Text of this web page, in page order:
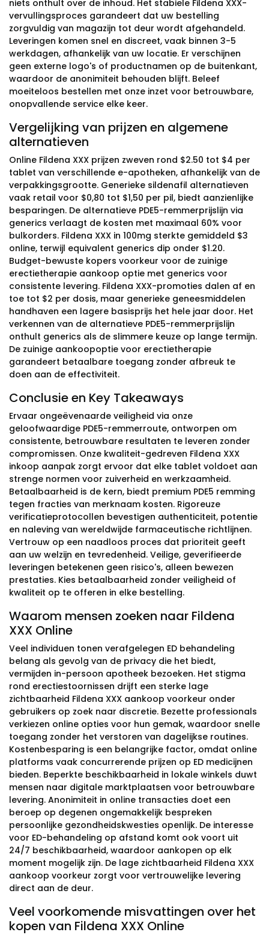
niets onthult over de inhoud. Het stabiele Fildena XXX-
vervullingsproces garandeert dat uw bestelling
zorgvuldig van magazijn tot deur wordt afgehandeld.
Leveringen komen snel en discreet, vaak binnen 3-5
werkdagen, afhankelijk van uw locatie. Er verschijnen
geen externe logo's of productnamen op de buitenkant,
waardoor de anonimiteit behouden blijft. Beleef
moeiteloos bestellen met onze inzet voor betrouwbare,
onopvallende service elke keer.
Vergelijking van prijzen en algemene
alternatieven
Online Fildena XXX prijzen zweven rond $2.50 tot $4 per
tablet van verschillende e-apotheken, afhankelijk van de
verpakkingsgrootte. Generieke sildenafil alternatieven
vaak retail voor $0,80 tot $1,50 per pil, biedt aanzienlijke
besparingen. De alternatieve PDE5-remmerprijslijn via
generics verlaagt de kosten met maximaal 60% voor
bulkorders. Fildena XXX in 100mg sterkte gemiddeld $3
online, terwijl equivalent generics dip onder $1.20.
Budget-bewuste kopers voorkeur voor de zuinige
erectietherapie aankoop optie met generics voor
consistente levering. Fildena XXX-promoties dalen af en
toe tot $2 per dosis, maar generieke geneesmiddelen
handhaven een lagere basisprijs het hele jaar door. Het
verkennen van de alternatieve PDE5-remmerprijslijn
onthult generics als de slimmere keuze op lange termijn.
De zuinige aankoopoptie voor erectietherapie
garandeert betaalbare toegang zonder afbreuk te
doen aan de effectiviteit.
Conclusie en Key Takeaways
Ervaar ongeëvenaarde veiligheid via onze
geloofwaardige PDE5-remmerroute, ontworpen om
consistente, betrouwbare resultaten te leveren zonder
compromissen. Onze kwaliteit-gedreven Fildena XXX
inkoop aanpak zorgt ervoor dat elke tablet voldoet aan
strenge normen voor zuiverheid en werkzaamheid.
Betaalbaarheid is de kern, biedt premium PDE5 remming
tegen fracties van merknaam kosten. Rigoreuze
verificatieprotocollen bevestigen authenticiteit, potentie
en naleving van wereldwijde farmaceutische richtlijnen.
Vertrouw op een naadloos proces dat prioriteit geeft
aan uw welzijn en tevredenheid. Veilige, geverifieerde
leveringen betekenen geen risico's, alleen bewezen
prestaties. Kies betaalbaarheid zonder veiligheid of
kwaliteit op te offeren in elke bestelling.
Waarom mensen zoeken naar Fildena
XXX Online
Veel individuen tonen verafgelegen ED behandeling
belang als gevolg van de privacy die het biedt,
vermijden in-persoon apotheek bezoeken. Het stigma
rond erectiestoornissen drijft een sterke lage
zichtbaarheid Fildena XXX aankoop voorkeur onder
gebruikers op zoek naar discretie. Bezette professionals
verkiezen online opties voor hun gemak, waardoor snelle
toegang zonder het verstoren van dagelijkse routines.
Kostenbesparing is een belangrijke factor, omdat online
platforms vaak concurrerende prijzen op ED medicijnen
bieden. Beperkte beschikbaarheid in lokale winkels duwt
mensen naar digitale marktplaatsen voor betrouwbare
levering. Anonimiteit in online transacties doet een
beroep op degenen ongemakkelijk bespreken
persoonlijke gezondheidskwesties openlijk. De interesse
voor ED-behandeling op afstand komt ook voort uit
24/7 beschikbaarheid, waardoor aankopen op elk
moment mogelijk zijn. De lage zichtbaarheid Fildena XXX
aankoop voorkeur zorgt voor vertrouwelijke levering
direct aan de deur.
Veel voorkomende misvattingen over het
kopen van Fildena XXX Online